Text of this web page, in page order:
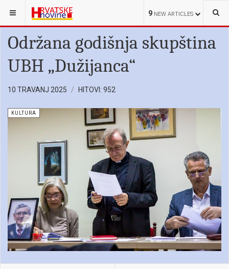
9 NEW ARTICLES
NALAZITE SE OVDJE: KULTURA
Održana godišnja skupština
UBH „Dužijanca“
10 TRAVANJ 2025 HITOVI: 952
KULTURA